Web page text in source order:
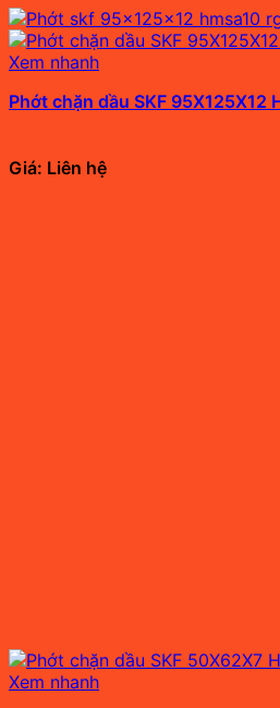
Xem nhanh
Phớt chặn dầu SKF 95X125X12
Giá: Liên hệ
Xem nhanh